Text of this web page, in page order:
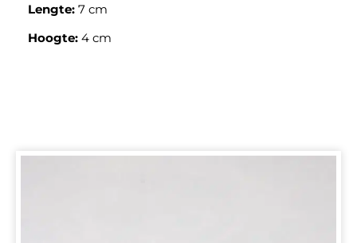
Lengte: 7 cm
Hoogte: 4 cm